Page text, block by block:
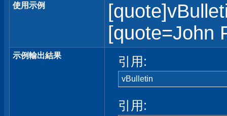
使用示例
[quote=John
示例輸出結果 引用:
vBulletin
引用: